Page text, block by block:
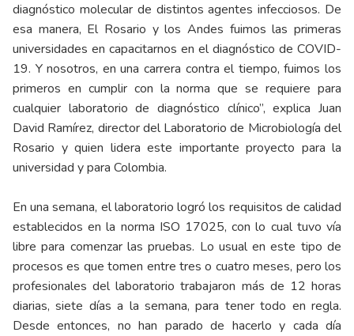
diagnóstico molecular de distintos agentes infecciosos. De
esa manera, El Rosario y los Andes fuimos las primeras
universidades en capacitarnos en el diagnóstico de COVID-
19. Y nosotros, en una carrera contra el tiempo, fuimos los
primeros en cumplir con la norma que se requiere para
cualquier laboratorio de diagnóstico clínico”, explica Juan
David Ramírez, director del Laboratorio de Microbiología del
Rosario y quien lidera este importante proyecto para la
universidad y para Colombia.
En una semana, el laboratorio logró los requisitos de calidad
establecidos en la norma ISO 17025, con lo cual tuvo vía
libre para comenzar las pruebas. Lo usual en este tipo de
procesos es que tomen entre tres o cuatro meses, pero los
profesionales del laboratorio trabajaron más de 12 horas
diarias, siete días a la semana, para tener todo en regla.
Desde entonces, no han parado de hacerlo y cada día